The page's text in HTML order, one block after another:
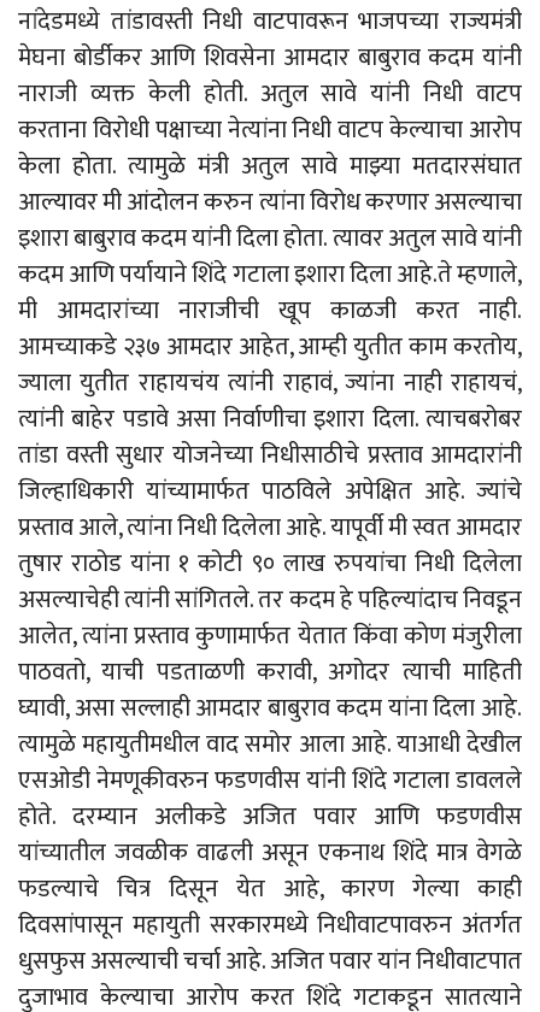
नांदेडमध्ये तांडावस्ती निधी वाटपावरून भाजपच्या राज्यमंत्री
मेघना बोर्डीकर आणि शिवसेना आमदार बाबुराव कदम यांनी
नाराजी व्यक्त केली होती. अतुल सावे यांनी निधी वाटप
करताना विरोधी पक्षाच्या नेत्यांना निधी वाटप केल्याचा आरोप
केला होता. त्यामुळे मंत्री अतुल सावे माझ्या मतदारसंघात
आल्यावर मी आंदोलन करुन त्यांना विरोध करणार असल्याचा
इशारा बाबुराव कदम यांनी दिला होता. त्यावर अतुल सावे यांनी
कदम आणि पर्यायाने शिंदे गटाला इशारा दिला आहे.ते म्हणाले,
मी आमदारांच्या नाराजीची खूप काळजी करत नाही.
आमच्याकडे २३७ आमदार आहेत, आम्ही युतीत काम करतोय,
ज्याला युतीत राहायचंय त्यांनी राहावं, ज्यांना नाही राहायचं,
त्यांनी बाहेर पडावे असा निर्वाणीचा इशारा दिला. त्याचबरोबर
तांडा वस्ती सुधार योजनेच्या निधीसाठीचे प्रस्ताव आमदारांनी
जिल्हाधिकारी यांच्यामार्फत पाठविले अपेक्षित आहे. ज्यांचे
प्रस्ताव आले, त्यांना निधी दिलेला आहे. यापूर्वी मी स्वत आमदार
तुषार राठोड यांना १ कोटी ९० लाख रुपयांचा निधी दिलेला
असल्याचेही त्यांनी सांगितले. तर कदम हे पहिल्यांदाच निवडून
आलेत, त्यांना प्रस्ताव कुणामार्फत येतात किंवा कोण मंजुरीला
पाठवतो, याची पडताळणी करावी, अगोदर त्याची माहिती
घ्यावी, असा सल्लाही आमदार बाबुराव कदम यांना दिला आहे.
त्यामुळे महायुतीमधील वाद समोर आला आहे. याआधी देखील
एसओडी नेमणूकीवरुन फडणवीस यांनी शिंदे गटाला डावलले
होते. दरम्यान अलीकडे अजित पवार आणि फडणवीस
यांच्यातील जवळीक वाढली असून एकनाथ शिंदे मात्र वेगळे
फडल्याचे चित्र दिसून येत आहे, कारण गेल्या काही
दिवसांपासून महायुती सरकारमध्ये निधीवाटपावरुन अंतर्गत
धुसफुस असल्याची चर्चा आहे. अजित पवार यांन निधीवाटपात
दुजाभाव केल्याचा आरोप करत शिंदे गटाकडून सातत्याने